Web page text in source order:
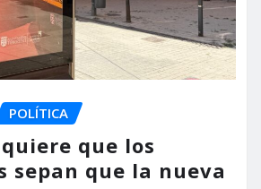
POLÍTICA
quiere que los
sepan que la nueva